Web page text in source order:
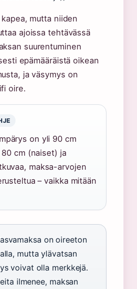
mutta niiden
ajoissa tehtävässä
suurentuminen
epämääräistä oikean
ja väsymys on
oire.
on yli 90 cm
cm (naiset) ja
maksa-arvojen
– vaikka mitään
on oireeton
mutta ylävatsan
voivat olla merkkejä.
ilmenee, maksan